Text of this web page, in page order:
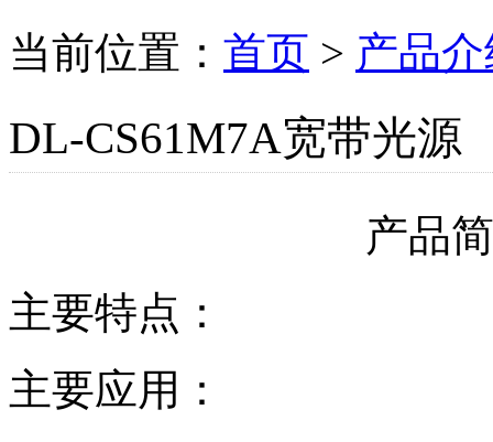
当前位置： 首页 > 产品
DL-CS61M7A宽带光源
产品
主要特点：
主要应用：